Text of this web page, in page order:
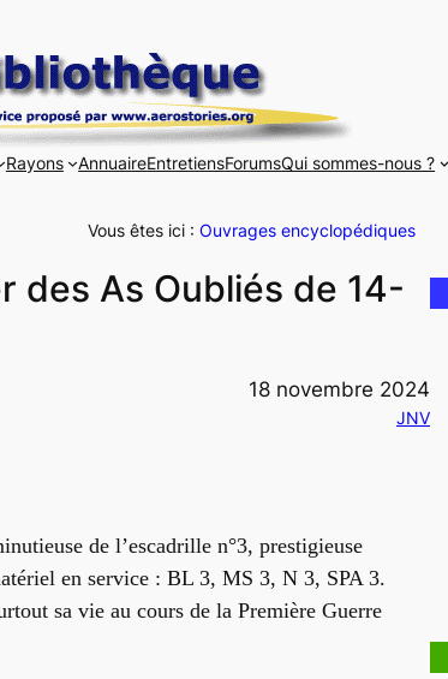
Rayons AnnuaireEntretiensForumsQui sommes-nous ?
Vous êtes ici : Ouvrages encyclopédiques
des As Oubliés de 14-
18 novembre 2024
JNV
de l’escadrille n°3, prestigieuse
en service : BL 3, MS 3, N 3, SPA 3.
sa vie au cours de la Première Guerre